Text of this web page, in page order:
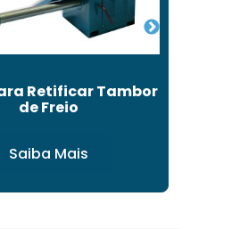
Retificar Tambor
de Freio
Saiba Mais